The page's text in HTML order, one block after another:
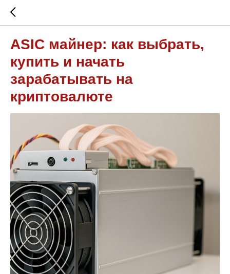
ASIC майнер: как выбрать,
купить и начать
зарабатывать на
криптовалюте